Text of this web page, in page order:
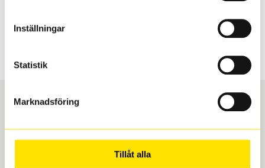
Inställningar
Statistik
Marknadsföring
Tillåt alla
Boka och hämta hos Däckspecialen
När du beställer dina nya däck eller fälgar hos oss